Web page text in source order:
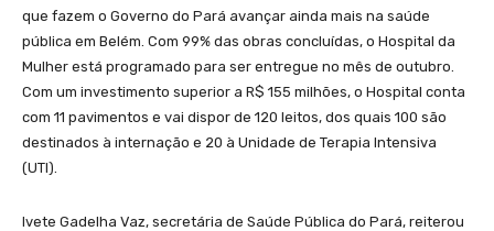
que fazem o Governo do Pará avançar ainda mais na saúde
pública em Belém. Com 99% das obras concluídas, o Hospital da
Mulher está programado para ser entregue no mês de outubro.
Com um investimento superior a R$ 155 milhões, o Hospital conta
com 11 pavimentos e vai dispor de 120 leitos, dos quais 100 são
destinados à internação e 20 à Unidade de Terapia Intensiva
(UTI).
Ivete Gadelha Vaz, secretária de Saúde Pública do Pará, reiterou